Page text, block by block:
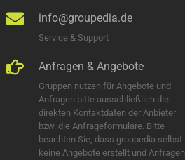
info@groupedia.de
Service & Support
Anfragen & Angebote
Gruppen nutzen für Angebote und
Anfragen bitte ausschließlich die
direkten Kontaktdaten der Anbieter
bzw. die Anfrageformulare. Bitte
beachten Sie, dass groupedia selbst
keine Angebote erstellt und Anfragen